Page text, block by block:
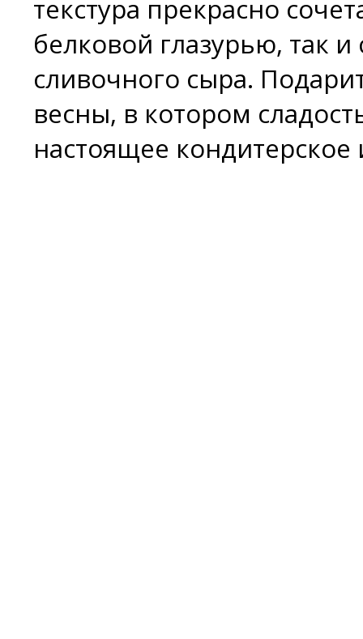
текстура прекрасно
белковой глазурью, так
сливочного сыра.
весны, в котором
настоящее кондитерское